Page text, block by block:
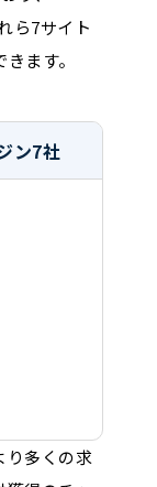
ら7サイト
ます。
ン7社
り多くの求